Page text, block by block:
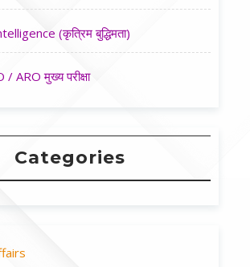
(कृत्रिम बुद्धिमता)
ARO मुख्य परीक्षा
Categories